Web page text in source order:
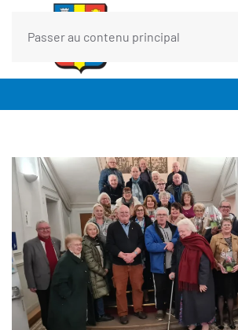
Passer au contenu principal